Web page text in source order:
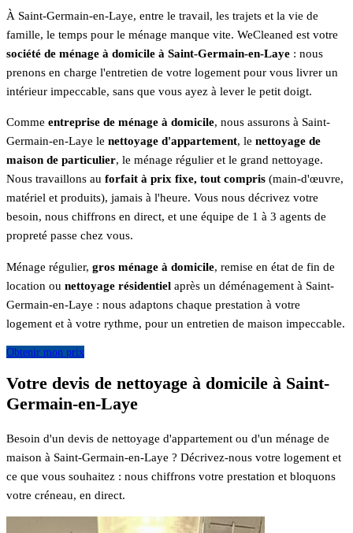
À Saint-Germain-en-Laye, entre le travail, les trajets et la vie de
famille, le temps pour le ménage manque vite. WeCleaned est votre
société de ménage à domicile à Saint-Germain-en-Laye : nous
prenons en charge l'entretien de votre logement pour vous livrer un
intérieur impeccable, sans que vous ayez à lever le petit doigt.
Comme entreprise de ménage à domicile, nous assurons à Saint-
Germain-en-Laye le nettoyage d'appartement, le nettoyage de
maison de particulier, le ménage régulier et le grand nettoyage.
Nous travaillons au forfait à prix fixe, tout compris (main-d'œuvre,
matériel et produits), jamais à l'heure. Vous nous décrivez votre
besoin, nous chiffrons en direct, et une équipe de 1 à 3 agents de
propreté passe chez vous.
Ménage régulier, gros ménage à domicile, remise en état de fin de
location ou nettoyage résidentiel après un déménagement à Saint-
Germain-en-Laye : nous adaptons chaque prestation à votre
logement et à votre rythme, pour un entretien de maison impeccable.
Obtenir mon prix
Votre devis de nettoyage à domicile à Saint-
Germain-en-Laye
Besoin d'un devis de nettoyage d'appartement ou d'un ménage de
maison à Saint-Germain-en-Laye ? Décrivez-nous votre logement et
ce que vous souhaitez : nous chiffrons votre prestation et bloquons
votre créneau, en direct.